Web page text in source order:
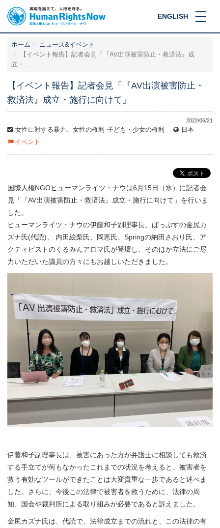
ENGLISH
ホーム
ニュース&イベント
【イベント報告】記者会見「『AV出演被害防止・救済法』成
立・...
【イベント報告】記者会見「『AV出演被害防止・
救済法』成立・施行に向けて」
2022/06/21
女性に対する暴力、女性の権利 子ども・少女の権利
日本
イベント
国際人権NGOヒューマンライツ・ナウは6月15日（水）に記者会
見「『AV出演被害防止・救済法』成立・施行に向けて」を行いま
した。
ヒューマンライツ・ナウの伊藤和子副理事長、ぱっぷすの金尻カ
ズナ氏(代読)、 内田絵梨氏、岡恵氏、Springの納田さおり氏、ア
クティビストのくるみんアロマ氏が登壇し、そのほか立法にご尽
力いただいた議員の方々にもお越しいただきました。
伊藤和子副理事長は、被害にあった方が弁護士に相談しても救済
する手立てが何もなかったこれまでの状況を考えると、被害者を
救う有効なツールができたことは大変貴重な一歩であると述べま
した。さらに、今後この法律で被害者を救うために、法律の周
知、国会や裁判所による取り組みが必要であると訴えました。
金尻カズナ氏は、代読で、法律成立までの流れと、この法律の有